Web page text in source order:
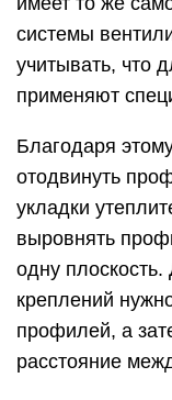
системы
учитывать, что
применяют
Благодаря
отодвинуть
укладки
выровнять
одну плоскость.
креплений
профилей, а
расстояние